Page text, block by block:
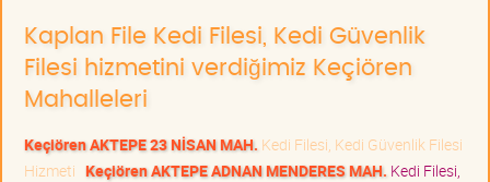
Kaplan File Kedi Filesi, Kedi Güvenlik
Filesi hizmetini verdiğimiz Keçiören
Mahalleleri
Keçiören AKTEPE 23 NİSAN MAH. Kedi Filesi, Kedi Güvenlik Filesi
Hizmeti Keçiören AKTEPE ADNAN MENDERES MAH. Kedi Filesi,